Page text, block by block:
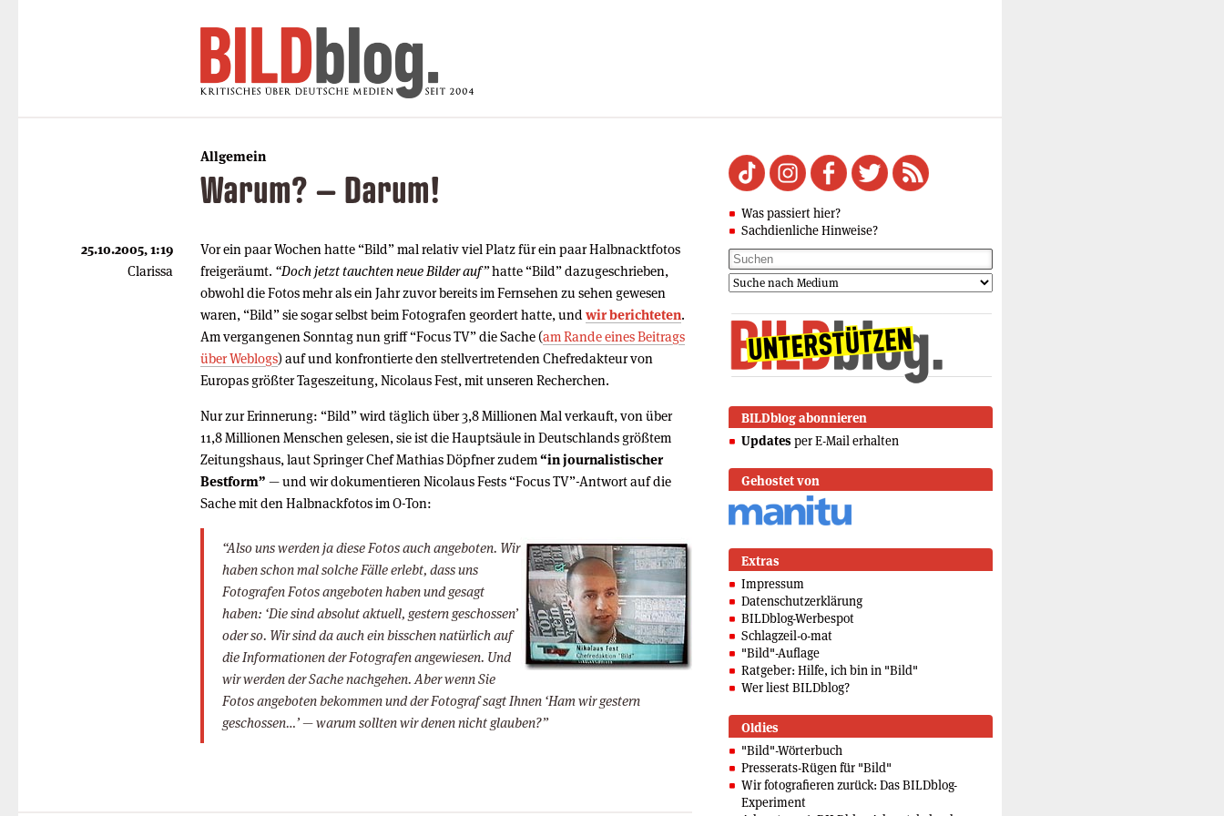
Allgemein
Warum? – Darum!
Vor ein paar Wochen hatte “Bild” mal relativ viel Platz für ein paar Halbnacktfotos
freigeräumt. “Doch jetzt tauchten neue Bilder auf”hatte “Bild” dazugeschrieben,
obwohl die Fotos mehr als ein Jahr zuvor bereits im Fernsehen zu sehen gewesen
waren, “Bild” sie sogar selbst beim Fotografen geordert hatte, und wir berichteten.
Am vergangenen Sonntag nun griff “Focus TV” die Sache (am Rande eines Beitrags
über Weblogs) auf und konfrontierte den stellvertretenden Chefredakteur von
Europas größter Tageszeitung, Nicolaus Fest, mit unseren Recherchen.
Nur zur Erinnerung: “Bild” wird täglich über 3,8 Millionen Mal verkauft, von über
11,8 Millionen Menschen gelesen, sie ist die Hauptsäule in Deutschlands größtem
Zeitungshaus, laut Springer Chef Mathias Döpfner zudem“in journalistischer
Bestform” — und wir dokumentieren Nicolaus Fests “Focus TV”-Antwort auf die
Sache mit den Halbnackfotos im O-Ton:
“Also uns werden ja diese Fotos auch angeboten. Wir
haben schon mal solche Fälle erlebt, dass uns
Fotografen Fotos angeboten haben und gesagt
haben: ‘Die sind absolut aktuell, gestern geschossen’
oder so. Wir sind da auch ein bisschen natürlich auf
die Informationen der Fotografen angewiesen. Und
wir werden der Sache nachgehen. Aber wenn Sie
Fotos angeboten bekommen und der Fotograf sagt Ihnen ‘Ham wir gestern
geschossen…’ — warum sollten wir denen nicht glauben?”
25.10.2005, 1:19
Clarissa
Was passiert hier?
Sachdienliche Hinweise?
BILDblog abonnieren
Updates per E-Mail erhalten
Gehostet von
Extras
Impressum
Datenschutzerklärung
BILDblog-Werbespot
Schlagzeil-o-mat
"Bild"-Auflage
Ratgeber: Hilfe, ich bin in "Bild"
Wer liest BILDblog?
Oldies
"Bild"-Wörterbuch
Presserats-Rügen für "Bild"
Wir fotografieren zurück: Das BILDblog-
Experiment